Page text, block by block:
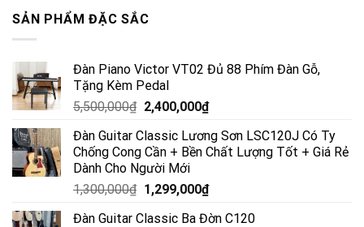
SẢN PHẨM ĐẶC SẮC
Đàn Piano Victor VT02 Đủ 88 Phím Đàn Gỗ,
Tặng Kèm Pedal
5,500,000₫ 2,400,000₫
Đàn Guitar Classic Lương Sơn LSC120J Có Ty
Chống Cong Cần + Bền Chất Lượng Tốt + Giá Rẻ
Dành Cho Người Mới
1,300,000₫ 1,299,000₫
Đàn Guitar Classic Ba Đờn C120